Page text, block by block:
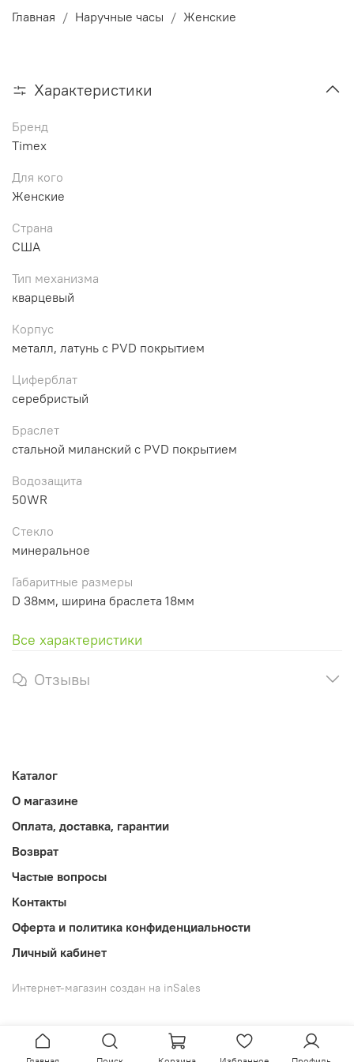
Главная Наручные часы Женские
Характеристики
Бренд
Timex
Для кого
Женские
Страна
США
Тип механизма
кварцевый
Корпус
металл, латунь с PVD покрытием
Циферблат
серебристый
Браслет
стальной миланский с PVD покрытием
Водозащита
50WR
Стекло
минеральное
Габаритные размеры
D 38мм, ширина браслета 18мм
Все характеристики
Отзывы
Каталог
О магазине
Оплата, доставка, гарантии
Возврат
Частые вопросы
Контакты
Оферта и политика конфиденциальности
Личный кабинет
Интернет-магазин создан на inSales